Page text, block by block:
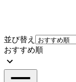
並び替え
おすすめ順